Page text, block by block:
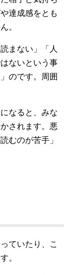
達成感をとも
。
まない」「人
ないという事
のです。周囲
なると、みな
されます。悪
むのが苦手」
ていたり、こ
。